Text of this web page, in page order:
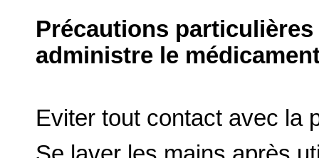
Précautions
administre le
Eviter tout contact avec la